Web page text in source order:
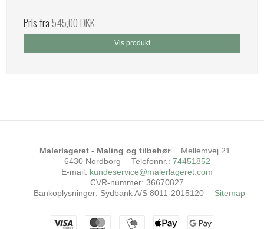
Pris fra545,00 DKK
Vis produkt
Malerlageret - Maling og tilbehør
Mellemvej 21
6430 Nordborg
Telefonnr. : 74451852
E-mail: kundeservice@malerlageret.com
CVR-nummer: 36670827
Bankoplysninger: Sydbank A/S 8011-2015120 Sitemap